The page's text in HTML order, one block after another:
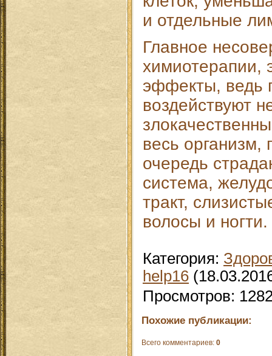
и отдельные
Главное
химиотерапии,
эффекты, ведь
воздействуют
весь организм,
очередь
система,
тракт,
волосы и ногти.
Категория:
help16
Просмотров:
Похожие публикации:
Всего комментариев: 0